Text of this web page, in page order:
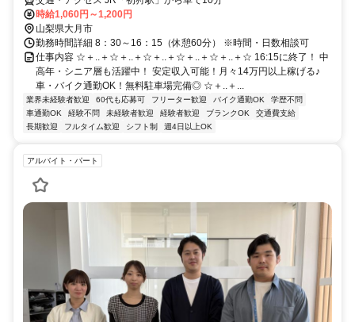
時給1,060円～1,200円
山梨県大月市
勤務時間詳細 8：30～16：15（休憩60分） ※時間・日数相談可
仕事内容 ☆＋..＋☆＋..＋☆＋..＋☆＋..＋☆＋..＋☆ 16:15に終了！ 中
高年・シニア層も活躍中！ 安定収入可能！月々14万円以上稼げる♪
車・バイク通勤OK！無料駐車場完備◎ ☆＋..＋...
業界未経験者歓迎 60代も応募可 フリーター歓迎 バイク通勤OK
学歴不問
車通勤OK
経験不問 未経験者歓迎 経験者歓迎 ブランクOK
交通費支給
長期歓迎
フルタイム歓迎 シフト制 週4日以上OK
アルバイト・パート